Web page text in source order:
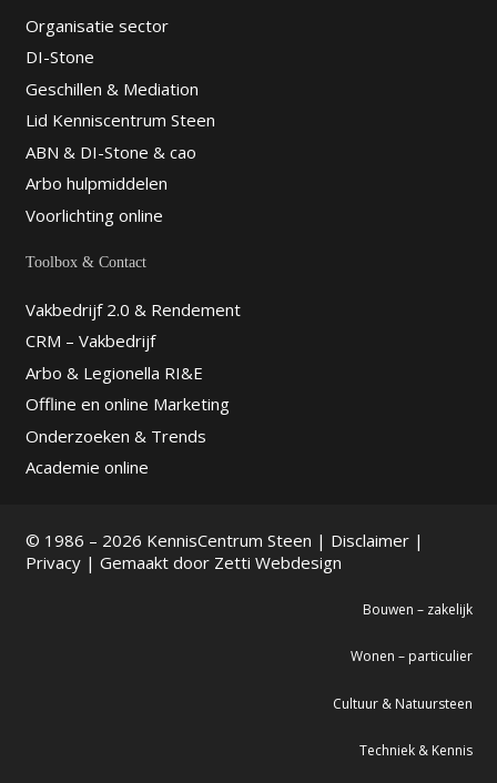
Organisatie sector
DI-Stone
Geschillen & Mediation
Lid Kenniscentrum Steen
ABN & DI-Stone & cao
Arbo hulpmiddelen
Voorlichting online
Toolbox & Contact
Vakbedrijf 2.0 & Rendement
CRM – Vakbedrijf
Arbo & Legionella RI&E
Offline en online Marketing
Onderzoeken & Trends
Academie online
© 1986 – 2026 KennisCentrum Steen | Disclaimer|
Privacy| Gemaakt door Zetti Webdesign
Bouwen – zakelijk
Wonen – particulier
Cultuur & Natuursteen
Techniek & Kennis